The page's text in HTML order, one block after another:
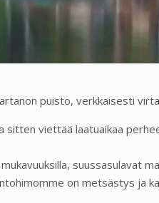
puisto, verkkaisesti
viettää laatuaikaa
mukavuuksilla,
on metsästys ja